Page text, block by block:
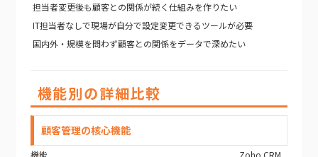
担当者変更後も顧客との関係が続く仕組みを作りたい
IT担当者なしで現場が自分で設定変更できるツールが必要
国内外・規模を問わず顧客との関係をデータで深めたい
機能別の詳細比較
顧客管理の核心機能
機能
Zoho CRM